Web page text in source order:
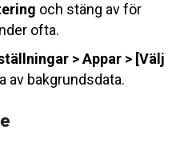
och stäng av för
ofta.
> Appar > [Välj
av bakgrundsdata.